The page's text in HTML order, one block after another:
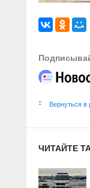
Вернуться в
ЧИТАЙТЕ